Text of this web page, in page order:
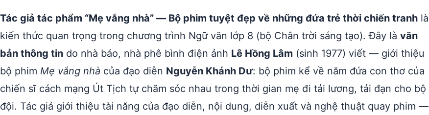
Tác giả tác phẩm “Mẹ vắng nhà” — Bộ phim tuyệt đẹp về những đứa trẻ thời chiến tranh là
kiến thức quan trọng trong chương trình Ngữ văn lớp 8 (bộ Chân trời sáng tạo). Đây là văn
bản thông tin do nhà báo, nhà phê bình điện ảnh Lê Hồng Lâm (sinh 1977) viết — giới thiệu
bộ phim Mẹ vắng nhà của đạo diễn Nguyễn Khánh Dư: bộ phim kể về năm đứa con thơ của
chiến sĩ cách mạng Út Tịch tự chăm sóc nhau trong thời gian mẹ đi tải lương, tải đạn cho bộ
đội. Tác giả giới thiệu tài năng của đạo diễn, nội dung, diễn xuất và nghệ thuật quay phim —